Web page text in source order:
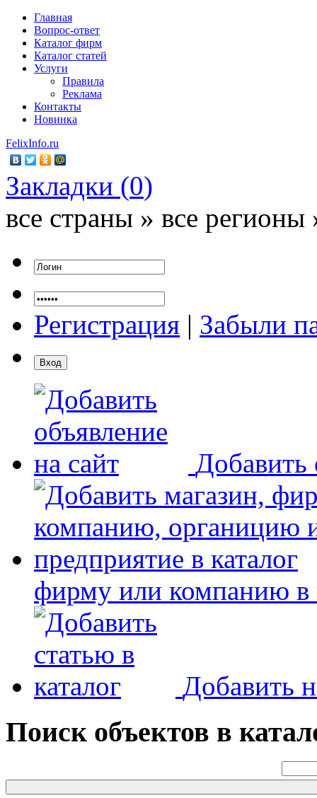
Главная
Вопрос-ответ
Каталог фирм
Каталог статей
Услуги
Правила
Реклама
Контакты
Новинка
FelixInfo.ru
Закладки (0)
все страны » все регионы
Регистрация | Забыли
Добавить
фирму или компанию в
Добавить
Поиск объектов в